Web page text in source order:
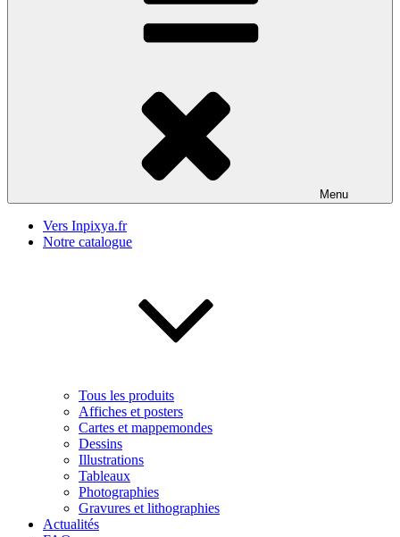
Menu
Vers Inpixya.fr
Notre catalogue
Tous les produits
Affiches et posters
Cartes et mappemondes
Dessins
Illustrations
Tableaux
Photographies
Gravures et lithographies
Actualités